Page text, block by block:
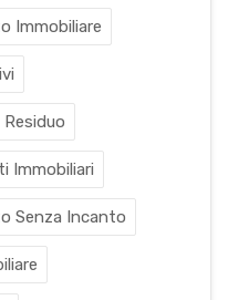
Immobiliare
Immobiliari
Senza Incanto